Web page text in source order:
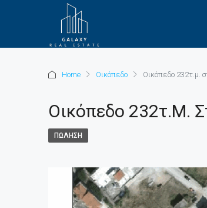
Home Οικόπεδο Οικόπεδο 232τ.μ.
Οικόπεδο 232τ.μ.
ΠΏΛΗΣΗ